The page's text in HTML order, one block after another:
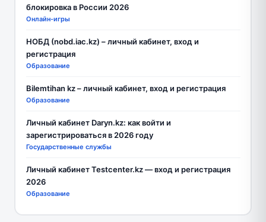
блокировка в России 2026
Онлайн-игры
НОБД (nobd.iac.kz) – личный кабинет, вход и
регистрация
Образование
Bilemtihan kz – личный кабинет, вход и регистрация
Образование
Личный кабинет Daryn.kz: как войти и
зарегистрироваться в 2026 году
Государственные службы
Личный кабинет Testcenter.kz — вход и регистрация
2026
Образование